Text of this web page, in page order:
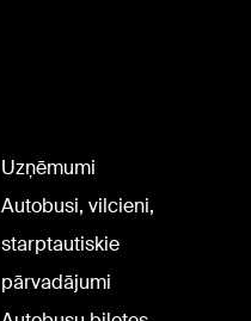
Uzņēmumi
Autobusi, vilcieni,
starptautiskie
pārvadājumi